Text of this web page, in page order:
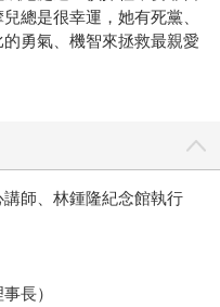
總是很幸運，她有死黨、
勇氣、機智來拯救最親愛
師、林鍾隆紀念館執行
長）